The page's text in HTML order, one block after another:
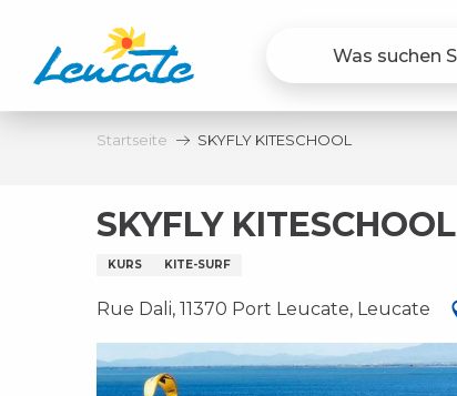
contenu
principal
Startseite SKYFLY KITESCHOOL
SKYFLY KITESCHOOL
KURS KITE-SURF
Rue Dali, 11370 Port Leucate, Leucate